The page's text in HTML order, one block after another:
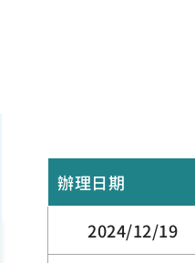
辦理日期
2024/12/19